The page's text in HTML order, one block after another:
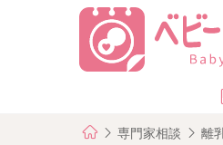
専門家相談 離